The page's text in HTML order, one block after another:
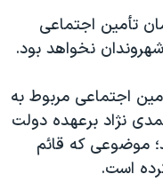
تأمین اجتماعی
نخواهد بود.
اجتماعی مربوط به
نژاد برعهده دولت
موضوعی که قائم
است.